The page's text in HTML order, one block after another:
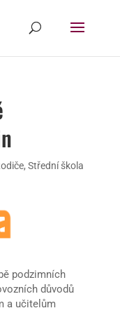
, Střední škola
podzimních
důvodů
a učitelům